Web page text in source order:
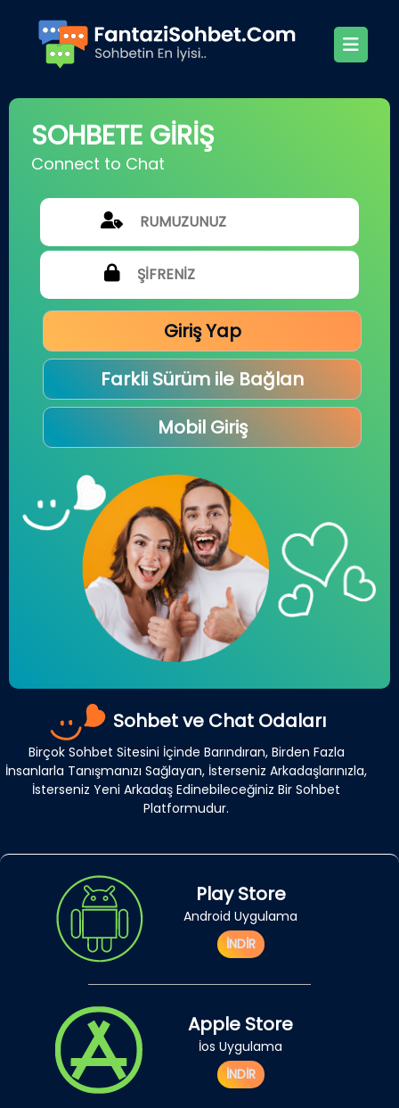
SOHBETE GİRİŞ
Connect to Chat
Giriş Yap
Farkli Sürüm ile Bağlan
Mobil Giriş
Sohbet ve Chat Odaları
Birçok Sohbet Sitesini İçinde Barındıran, Birden Fazla
İnsanlarla Tanışmanızı Sağlayan, İsterseniz Arkadaşlarınızla,
İsterseniz Yeni Arkadaş Edinebileceğiniz Bir Sohbet
Platformudur.
Play Store
Android Uygulama
İNDİR
Apple Store
İos Uygulama
İNDİR